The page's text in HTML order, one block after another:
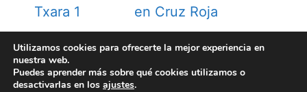
Txara 1
en Cruz Roja
Utilizamos cookies para ofrecerte la mejor experiencia en
nuestra web.
Puedes aprender más sobre qué cookies utilizamos o
desactivarlas en los ajustes.